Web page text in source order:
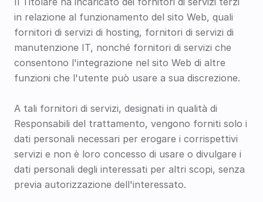
in relazione al funzionamento del sito Web, quali
fornitori di servizi di hosting, fornitori di servizi di
manutenzione IT, nonché fornitori di servizi che
consentono l'integrazione nel sito Web di altre
funzioni che l'utente può usare a sua discrezione.
A tali fornitori di servizi, designati in qualità di
Responsabili del trattamento, vengono forniti solo i
dati personali necessari per erogare i corrispettivi
servizi e non è loro concesso di usare o divulgare i
dati personali degli interessati per altri scopi, senza
previa autorizzazione dell'interessato.